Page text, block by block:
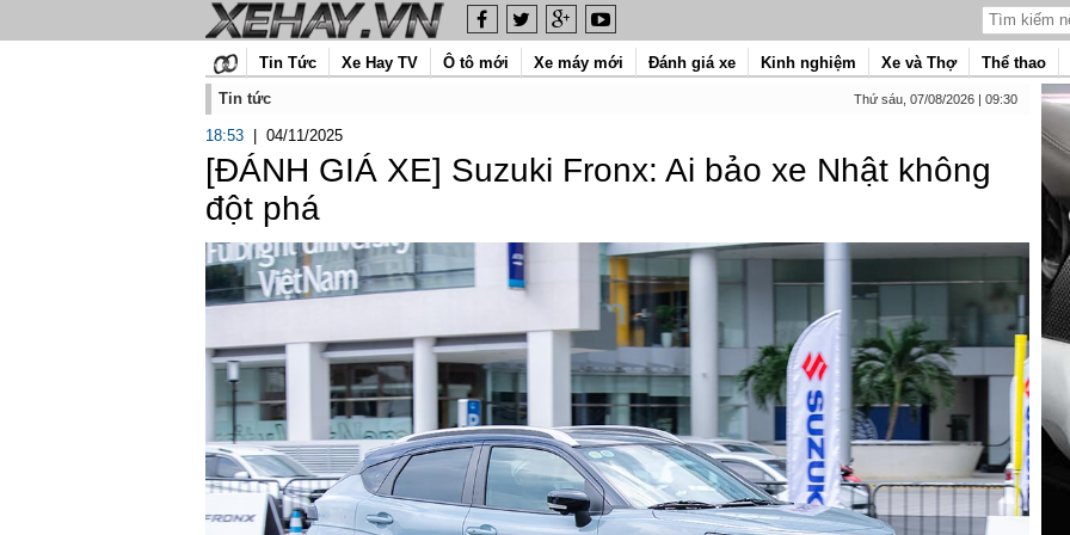
Tin Tức Xe Hay TV Ô tô mới Xe máy mới Đánh giá xe Kinh nghiệm Xe và Thợ Thể thao
Tin tức
Thứ sáu, 07/08/2026 | 09:30
18:53 04/11/2025
[ĐÁNH GIÁ XE] Suzuki Fronx: Ai bảo xe Nhật không
đột phá